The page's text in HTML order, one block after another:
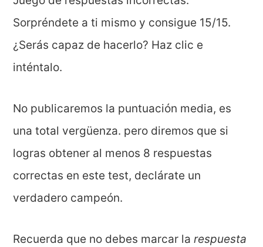
Sorpréndete a ti mismo y consigue 15/15.
¿Serás capaz de hacerlo? Haz clic e
inténtalo.
No publicaremos la puntuación media, es
una total vergüenza. pero diremos que si
logras obtener al menos 8 respuestas
correctas en este test, declárate un
verdadero campeón.
Recuerda que no debes marcar larespuesta